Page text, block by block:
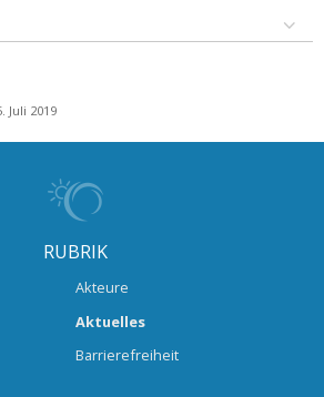
Juli 2019
RUBRIK
Akteure
Aktuelles
Barrierefreiheit